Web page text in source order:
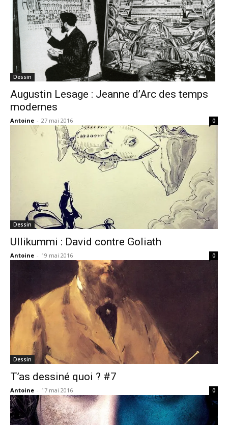
Dessin
Augustin Lesage : Jeanne d’Arc des temps
modernes
Antoine - 27 mai 2016 0
Dessin
Ullikummi : David contre Goliath
Antoine - 19 mai 2016 0
Dessin
T’as dessiné quoi ? #7
Antoine - 17 mai 2016 0